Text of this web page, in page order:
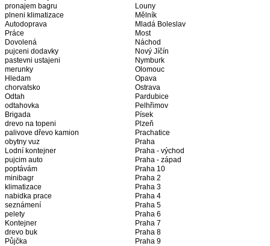
pronajem bagru
plneni klimatizace
Autodoprava
Práce
Dovolená
pujceni dodavky
pastevni ustajeni
merunky
Hledam
chorvatsko
Odtah
odtahovka
Brigada
drevo na topeni
palivove dřevo kamion
obytny vuz
Lodní kontejner
pujcim auto
poptávám
minibagr
klimatizace
nabidka prace
seznámení
pelety
Kontejner
drevo buk
Půjčka
Louny
Mělník
Mladá Boleslav
Most
Náchod
Nový Jíčín
Nymburk
Olomouc
Opava
Ostrava
Pardubice
Pelhřimov
Písek
Plzeň
Prachatice
Praha
Praha - východ
Praha - západ
Praha 10
Praha 2
Praha 3
Praha 4
Praha 5
Praha 6
Praha 7
Praha 8
Praha 9